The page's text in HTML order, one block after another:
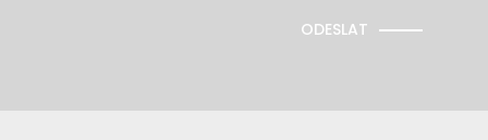
ODESLAT